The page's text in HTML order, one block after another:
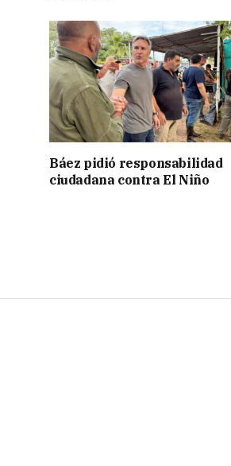
Báez pidió responsabilidad
ciudadana contra El Niño